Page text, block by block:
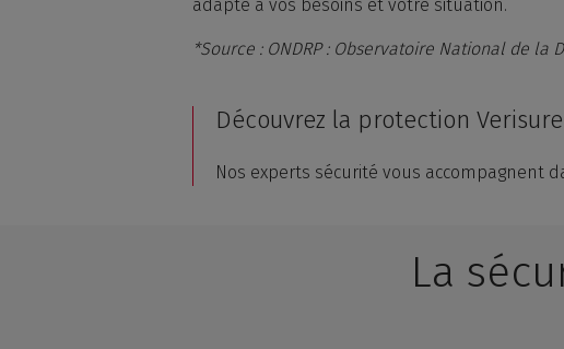
adapté à vos besoins et votre situation.
*Source : ONDRP : Observatoire National de
Découvrez la protection
Nos experts sécurité vous accompagnent
La